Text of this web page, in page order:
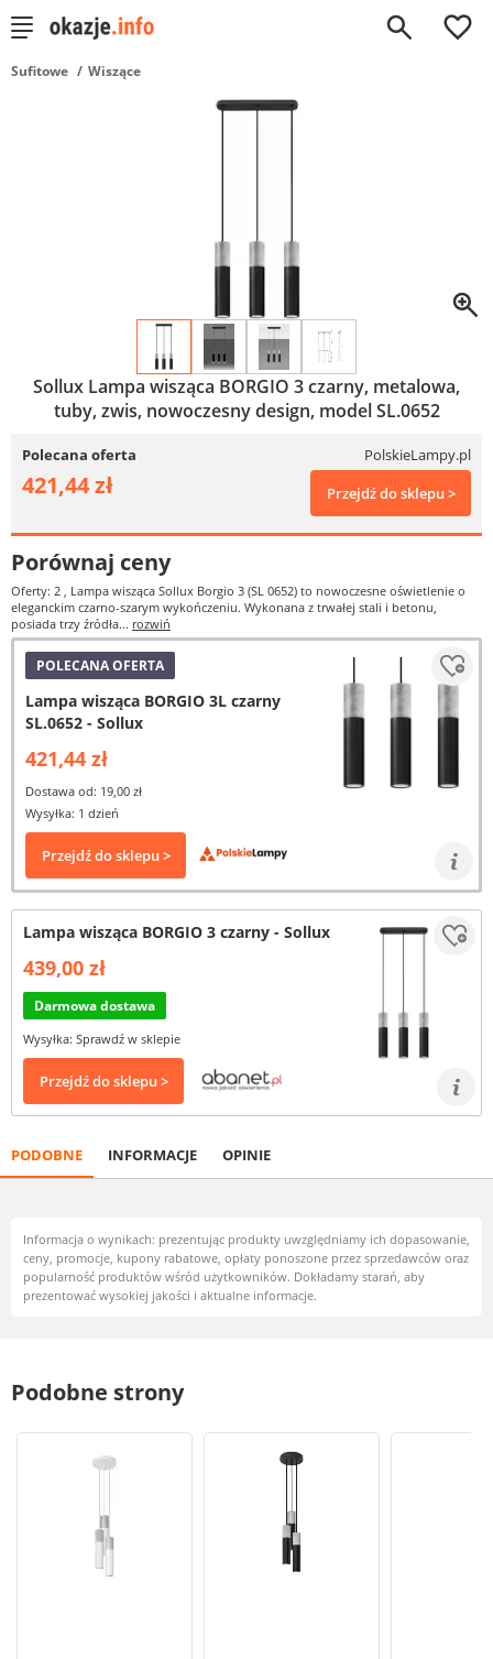
0
Sufitowe Wiszące
Sollux Lampa wisząca BORGIO 3 czarny, metalowa,
tuby, zwis, nowoczesny design, model SL.0652
Polecana oferta PolskieLampy.pl
421,44 zł Przejdź do sklepu >
Porównaj ceny
Oferty: 2 , Lampa wisząca Sollux Borgio 3 (SL 0652) to nowoczesne oświetlenie o
eleganckim czarno-szarym wykończeniu. Wykonana z trwałej stali i betonu,
posiada trzy źródła... rozwiń
POLECANA OFERTA
Lampa wisząca BORGIO 3L czarny
SL.0652 - Sollux
421,44 zł
Dostawa od: 19,00 zł
Wysyłka: 1 dzień
Przejdź do sklepu >
Lampa wisząca BORGIO 3 czarny - Sollux
439,00 zł
Darmowa dostawa
Wysyłka: Sprawdź w sklepie
Przejdź do sklepu >
PODOBNE INFORMACJE OPINIE
Informacja o wynikach: prezentując produkty uwzględniamy ich dopasowanie,
ceny, promocje, kupony rabatowe, opłaty ponoszone przez sprzedawców oraz
popularność produktów wśród użytkowników. Dokładamy starań, aby
prezentować wysokiej jakości i aktualne informacje.
Podobne strony